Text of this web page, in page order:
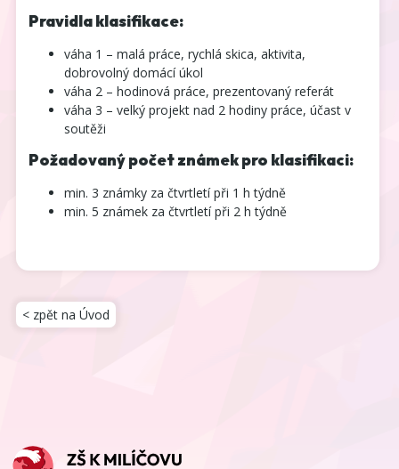
Pravidla klasifikace:
váha 1 – malá práce, rychlá skica, aktivita,
dobrovolný domácí úkol
váha 2 – hodinová práce, prezentovaný referát
váha 3 – velký projekt nad 2 hodiny práce, účast v
soutěži
Požadovaný počet známek pro klasifikaci:
min. 3 známky za čtvrtletí při 1 h týdně
min. 5 známek za čtvrtletí při 2 h týdně
< zpět na Úvod